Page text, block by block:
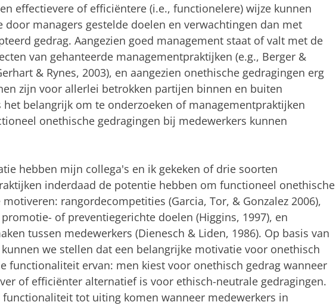
effectievere of efficiëntere (i.e., functionelere) wijze kunnen
door managers gestelde doelen en verwachtingen dan met
gedrag. Aangezien goed management staat of valt met de
van gehanteerde managementpraktijken (e.g., Berger &
& Rynes, 2003), en aangezien onethische gedragingen erg
zijn voor allerlei betrokken partijen binnen en buiten
het belangrijk om te onderzoeken of managementpraktijken
onethische gedragingen bij medewerkers kunnen
hebben mijn collega's en ik gekeken of drie soorten
inderdaad de potentie hebben om functioneel onethische
rangordecompetities (Garcia, Tor, & Gonzalez 2006),
of preventiegerichte doelen (Higgins, 1997), en
tussen medewerkers (Dienesch & Liden, 1986). Op basis van
we stellen dat een belangrijke motivatie voor onethisch
functionaliteit ervan: men kiest voor onethisch gedrag wanneer
of efficiënter alternatief is voor ethisch-neutrale gedragingen.
functionaliteit tot uiting komen wanneer medewerkers in